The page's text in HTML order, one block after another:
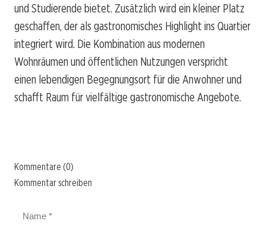
und Studierende bietet. Zusätzlich wird ein kleiner Platz
geschaffen, der als gastronomisches Highlight ins Quartier
integriert wird. Die Kombination aus modernen
Wohnräumen und öffentlichen Nutzungen verspricht
einen lebendigen Begegnungsort für die Anwohner und
schafft Raum für vielfältige gastronomische Angebote.
Kommentare (0)
Kommentar schreiben